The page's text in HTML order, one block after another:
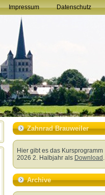
Impressum Datenschutz
Zahnrad Brauweiler
Hier gibt es das Kursprogramm
2026 2. Halbjahr als Download .
Archive